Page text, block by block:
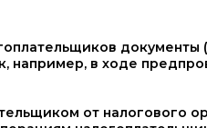
например, в ходе
от налогового